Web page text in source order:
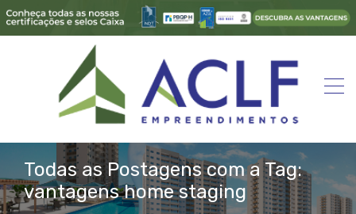
Todas as Postagens com a Tag:
vantagens home staging